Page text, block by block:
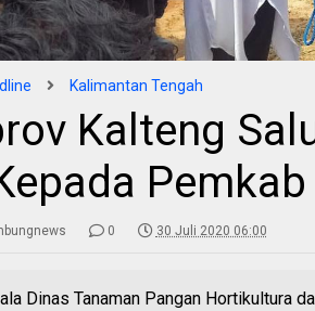
Kalimantan Tengah
Kalteng
0 30 Juli 2020 06:00
Dinas Tanaman Pangan Hortikultura